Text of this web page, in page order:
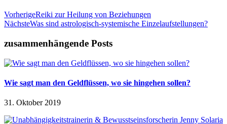
VorherigeReiki zur Heilung von Beziehungen
NächsteWas sind astrologisch-systemische Einzelaufstellungen?
zusammenhängende Posts
Wie sagt man den Geldflüssen, wo sie hingehen sollen?
31. Oktober 2019